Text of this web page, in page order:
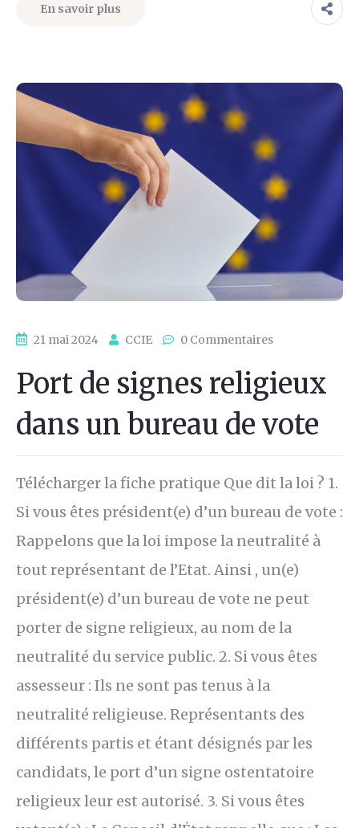
En savoir plus
21 mai 2024 CCIE 0 Commentaires
Port de signes religieux
dans un bureau de vote
Télécharger la fiche pratique Que dit la loi ? 1.
Si vous êtes président(e) d’un bureau de vote :
Rappelons que la loi impose la neutralité à
tout représentant de l’Etat. Ainsi , un(e)
président(e) d’un bureau de vote ne peut
porter de signe religieux, au nom de la
neutralité du service public. 2. Si vous êtes
assesseur : Ils ne sont pas tenus à la
neutralité religieuse. Représentants des
différents partis et étant désignés par les
candidats, le port d’un signe ostentatoire
religieux leur est autorisé. 3. Si vous êtes